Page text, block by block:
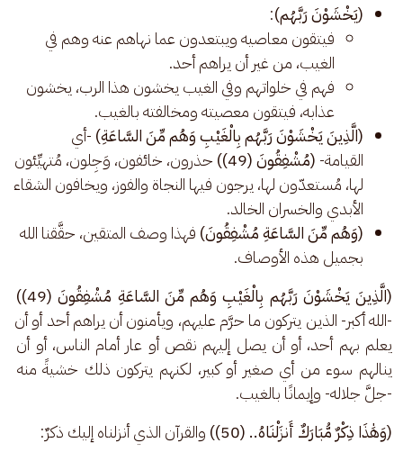
(يَخْشَوْنَ رَبَّهُم):
فيتقون معاصيه ويبتعدون عما نهاهم عنه وهم في
الغيب، من غير أن يراهم أحد.
فهم في خلواتهم وفي الغيب يخشون هذا الرب، يخشون
عذابه، فيتقون معصيته ومخالفته بالغيب.
(الَّذِينَ يَخْشَوْنَ رَبَّهُم بِالْغَيْبِ وَهُم مِّنَ السَّاعَةِ) -أي
القيامة- (مُشْفِقُونَ (49))
حذرون، خائفون، وَجِلون، مُتهيِّئون
لها، مُستعدّون لها، يرجون فيها النجاة والفوز، ويخافون الشقاء
الأبدي والخسران الخالد.
(وَهُم مِّنَ السَّاعَةِ مُشْفِقُونَ) فهذا وصف المتقين، حقَّقنا الله
بجميل هذه الأوصاف.
(الَّذِينَ يَخْشَوْنَ رَبَّهُم بِالْغَيْبِ وَهُم مِّنَ السَّاعَةِ مُشْفِقُونَ (49))
-الله أكبر- الذين يتركون ما حرَّم عليهم، ويأمنون أن يراهم أحد أو أن
يعلم بهم أحد، أو أن يصل إليهم نقص أو عار أمام الناس، أو أن
ينالهم سوء من أي صغير أو كبير، لكنهم يتركون ذلك خشيةً منه
-جلَّ جلاله- وإيمانًا بالغيب.
(وَهَٰذَا ذِكْرٌ مُّبَارَكٌ أَنزَلْنَاهُ.. (50))
والقرآن الذي أنزلناه إليك ذكرٌ: